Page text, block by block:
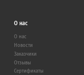
О нас
О нас
Новости
Заказчики
Отзывы
Сертификаты